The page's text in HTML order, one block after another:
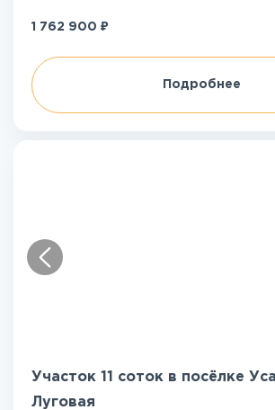
1 762 900 ₽
Подробнее
Участок 11 соток в посёлке
Луговая